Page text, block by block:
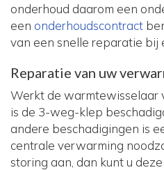
onderhoud daarom een
een onderhoudscontract
van een snelle reparatie bij
Reparatie van uw
Werkt de warmtewisselaar
is de 3-weg-klep
andere beschadigingen is
centrale verwarming
storing aan, dan kunt u